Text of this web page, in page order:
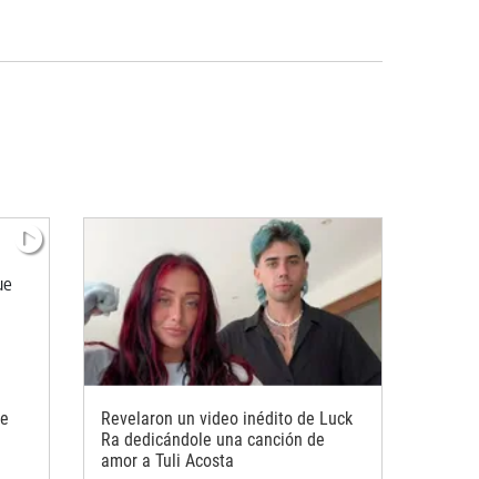
Revelaron un video inédito de Luck
Ra dedicándole una canción de
amor a Tuli Acosta